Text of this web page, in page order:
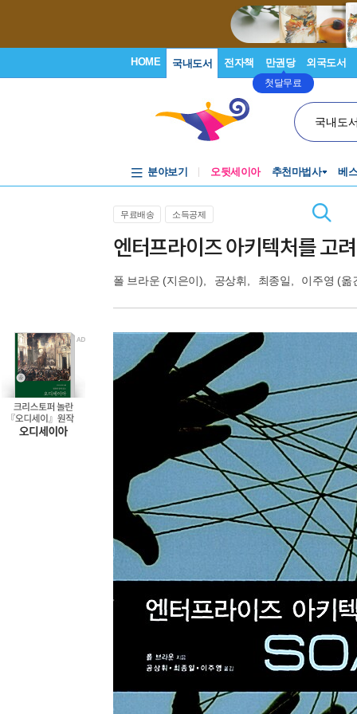
HOME 국내도서 전자책 만권당
첫달무료
외국도서
국내도
분야보기 오뒷세이아 추천마법사 베
무료배송 소득공제
엔터프라이즈 아키텍처를 고
폴 브라운 (지은이), 공상휘 최종일 이주영 (옮